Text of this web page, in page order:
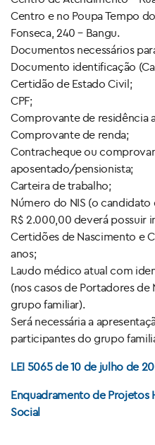
Centro e no Poupa Tempo
Fonseca, 240 – Bangu.
Documentos necessários
Documento identificação
Certidão de Estado Civil;
CPF;
Comprovante de residência
Comprovante de renda;
Contracheque ou
aposentado/pensionista;
Carteira de trabalho;
Número do NIS (o
R$ 2.000,00 deverá possuir
Certidões de Nascimento e
anos;
Laudo médico atual com
(nos casos de Portadores de
grupo familiar).
Será necessária a
participantes do grupo
LEI 5065 de 10 de julho de
Enquadramento de Projetos
Social